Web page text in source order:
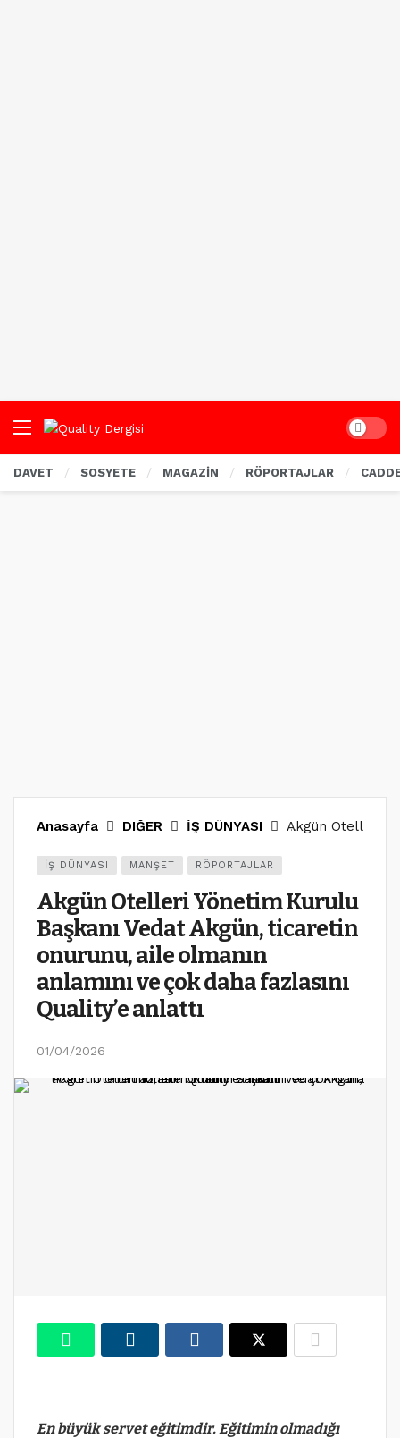
Dark
DAVET SOSYETE MAGAZİN RÖPORTAJLAR
Anasayfa DIĞER İŞ DÜNYASI Akgün Otelleri
İŞ DÜNYASI MANŞET RÖPORTAJLAR
Akgün Otelleri Yönetim Kurulu
Başkanı Vedat Akgün, ticaretin
onurunu, aile olmanın
anlamını ve çok daha fazlasını
Quality’e anlattı
01/04/2026
En büyük servet eğitimdir. Eğitimin olmadığı